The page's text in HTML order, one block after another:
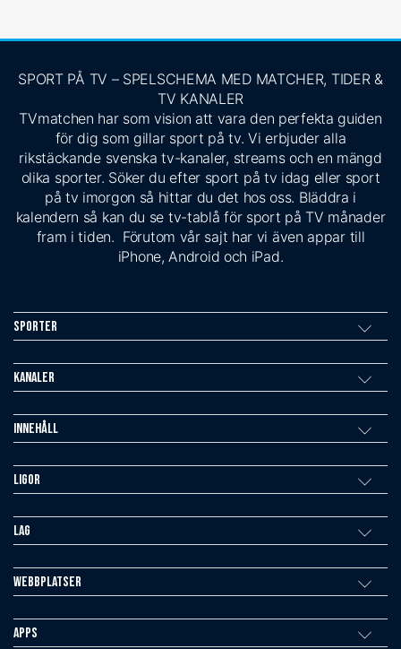
SPORT PÅ TV – SPELSCHEMA MED MATCHER, TIDER &
TV KANALER
TVmatchen har som vision att vara den perfekta guiden
för dig som gillar sport på tv. Vi erbjuder alla
rikstäckande svenska tv-kanaler, streams och en mängd
olika sporter. Söker du efter sport på tv idag eller sport
på tv imorgon så hittar du det hos oss. Bläddra i
kalendern så kan du se tv-tablå för sport på TV månader
fram i tiden. Förutom vår sajt har vi även appar till
iPhone, Android och iPad.
Sporter
Kanaler
Innehåll
Ligor
Lag
Webbplatser
Apps